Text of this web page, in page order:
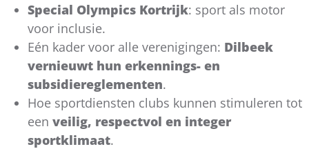
Special Olympics Kortrijk: sport als motor
voor inclusie.
Eén kader voor alle verenigingen: Dilbeek
vernieuwt hun erkennings- en
subsidiereglementen.
Hoe sportdiensten clubs kunnen stimuleren tot
een veilig, respectvol en integer
sportklimaat.